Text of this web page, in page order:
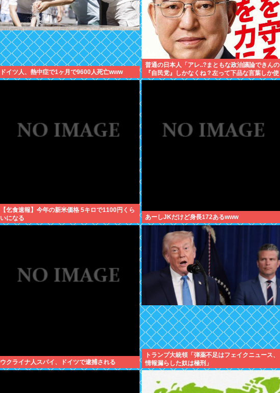
ドイツ人、熱中症で1ヶ月で9600人死亡www
普通の日本人「アレ..?まともな政治議論できんの
『自民党』しかなくね？左って下品な言葉しか使
えない のイメージ」
【乞食速報】今年の新米価格 5キロで1100円くら
いになる
あーしJKだけど身長172あるwww
ウクライナ人スパイ、ドイツで逮捕される
トランプ大統領「弾薬不足はフェイクニュース、
情報漏らした奴は極刑」